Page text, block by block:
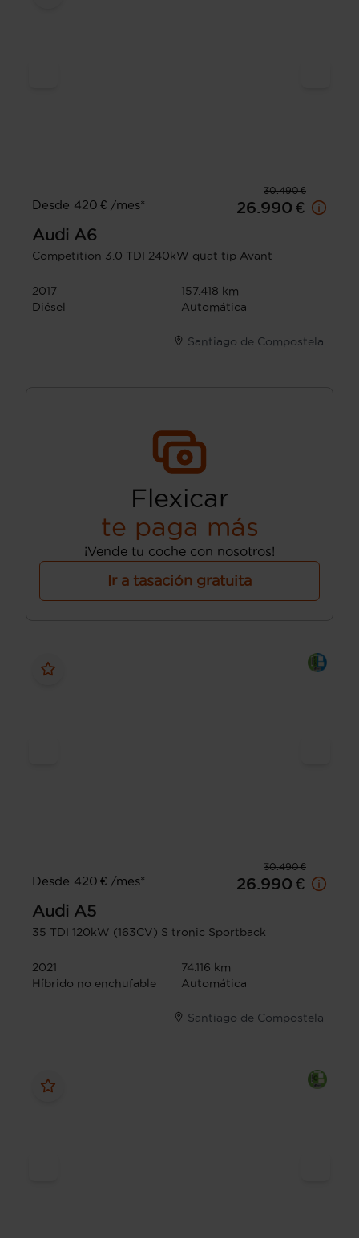
30.490 €
Desde 420 € /mes*
26.990 €
Audi A6
Competition 3.0 TDI 240kW quat tip Avant
2017
157.418 km
Diésel
Automática
Santiago de Compostela
Flexicar
te paga más
¡Vende tu coche con nosotros!
Ir a tasación gratuita
30.490 €
Desde 420 € /mes*
26.990 €
Audi A5
35 TDI 120kW (163CV) S tronic Sportback
2021
74.116 km
Híbrido no enchufable
Automática
Santiago de Compostela